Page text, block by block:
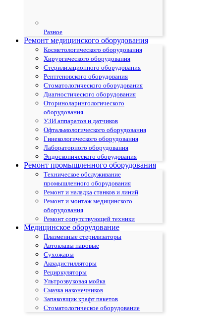
Разное
Ремонт медицинского оборудования
Косметологического оборудования
Хирургического оборудования
Стерилизационного оборудования
Рентгеновского оборудования
Стоматологического оборудования
Диагностического оборудования
Оториноларингологического
оборудования
УЗИ аппаратов и датчиков
Офтальмологического оборудования
Гинекологического оборудования
Лабораторного оборудования
Эндоскопического оборудования
Ремонт промышленного оборудования
Техническое обслуживание
промышленного оборудования
Ремонт и наладка станков и линий
Ремонт и монтаж медицинского
оборудования
Ремонт сопутствующей техники
Медицинское оборудование
Плазменные стерилизаторы
Автоклавы паровые
Сухожары
Аквадистилляторы
Рециркуляторы
Ультрозвуковая мойка
Смазка наконечников
Запаковщик крафт пакетов
Стоматологическое оборудование